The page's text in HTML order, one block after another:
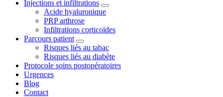
Injections et infiltrations
Acide hyaluronique
PRP arthrose
Infiltrations corticoïdes
Parcours patient
Risques liés au tabac
Risques liés au diabète
Protocole soins postopératoires
Urgences
Blog
Contact